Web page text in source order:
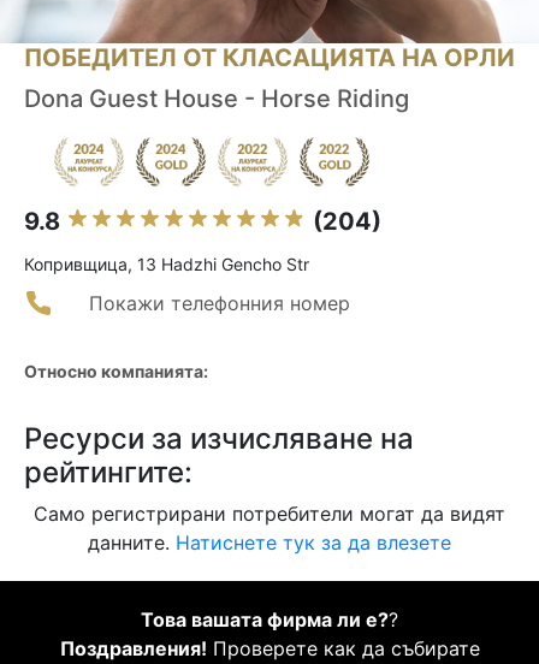
ПОБЕДИТЕЛ ОТ КЛАСАЦИЯТА НА ОРЛИ
Dona Guest House - Horse Riding
9.8 (204)
Копривщица, 13 Hadzhi Gencho Str
Покажи телефонния номер
Относно компанията:
Ресурси за изчисляване на
рейтингите:
Само регистрирани потребители могат да видят
данните. Натиснете тук за да влезете
Това вашата фирма ли е??
Поздравления! Проверете как да събирате